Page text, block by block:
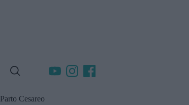
Parto Cesareo